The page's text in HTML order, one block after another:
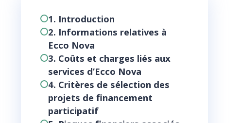
1. Introduction
2. Informations relatives à
Ecco Nova
3. Coûts et charges liés aux
services d’Ecco Nova
4. Critères de sélection des
projets de financement
participatif